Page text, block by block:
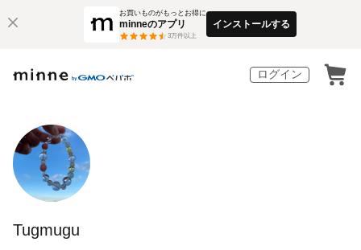
お買いものがもっとお得に
minneのアプリ
3万件以上
インストールする
ログイン
Tugmugu